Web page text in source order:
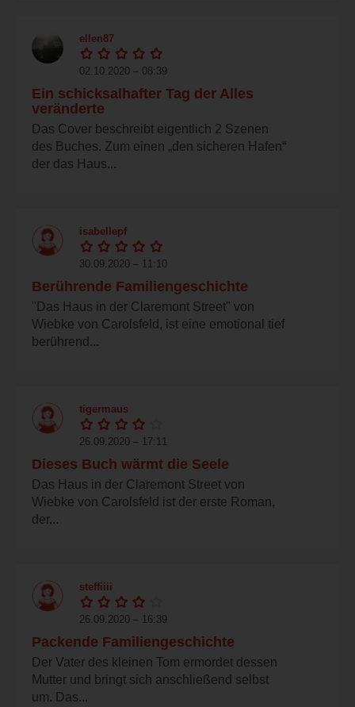
ellen87
02.10.2020 – 08:39
Ein schicksalhafter Tag der Alles
veränderte
Das Cover beschreibt eigentlich 2 Szenen
des Buches. Zum einen „den sicheren Hafen“
der das Haus...
isabellepf
30.09.2020 – 11:10
Berührende Familiengeschichte
"Das Haus in der Claremont Street" von
Wiebke von Carolsfeld, ist eine emotional tief
berührend...
tigermaus
26.09.2020 – 17:11
Dieses Buch wärmt die Seele
Das Haus in der Claremont Street von
Wiebke von Carolsfeld ist der erste Roman,
der...
steffiiii
26.09.2020 – 16:39
Packende Familiengeschichte
Der Vater des kleinen Tom ermordet dessen
Mutter und bringt sich anschließend selbst
um. Das...